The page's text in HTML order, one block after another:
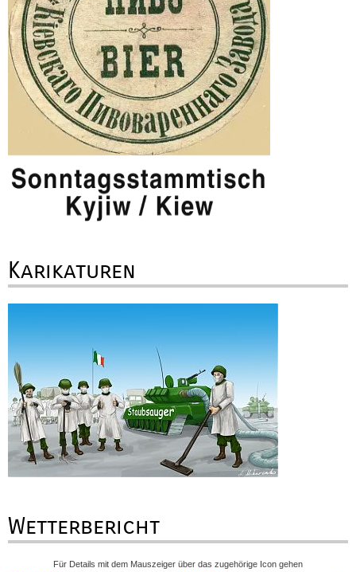
Karikaturen
Wetterbericht
Für Details mit dem Mauszeiger über das zugehörige Icon gehen